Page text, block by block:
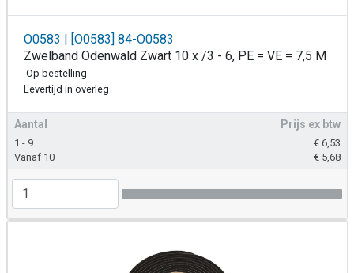
O0583 | [O0583] 84-O0583
Zwelband Odenwald Zwart 10 x /3 - 6, PE = VE = 7,5 M
Op bestelling
Levertijd in overleg
Aantal Prijs ex btw
1 - 9 € 6,53
Vanaf 10
€ 5,68